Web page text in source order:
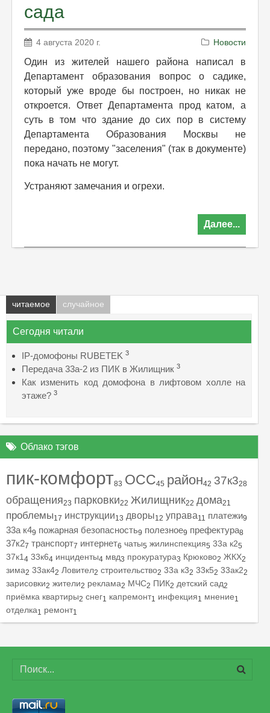
сада
4 августа 2020 г. Новости
Один из жителей нашего района написал в
Департамент образования вопрос о садике,
который уже вроде бы построен, но никак не
откроется. Ответ Департамента прод катом, а
суть в том что здание до сих пор в систему
Департамента Образования Москвы не
передано, поэтому "заселения" (так в документе)
пока начать не могут.
Устраняют замечания и огрехи.
Далее...
читаемое случайное
Сегодня читали
IP-домофоны RUBETEK 3
Передача 33а-2 из ПИК в Жилищник 3
Как изменить код домофона в лифтовом холле на
этаже? 3
Облако тэгов
пик-комфорт83 ОСС45 район42 37к328
обращения23 парковки22 Жилищник22 дома21
проблемы17 инструкции13 дворы12 управа11 платежи9
33а к49 пожарная безопасность9 полезное9 префектура8
37к27 транспорт7 интернет6 чаты5 жилинспекция5 33а к25
37к1 4 33к64 инциденты4 мвд3 прокуратура3 Крюково2 ЖКХ2
зима2 33ак42 Ловител2 строительство2 33а к32 33к52 33ак22
зарисовки2 жители2 реклама2 МЧС2 ПИК2 детский сад2
приёмка квартиры2 снег1 капремонт1 инфекция1 мнение1
отделка1 ремонт1